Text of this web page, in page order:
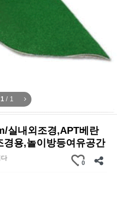
1 / 1
실내외조경,APT베란
용,놀이방등여유공간
0